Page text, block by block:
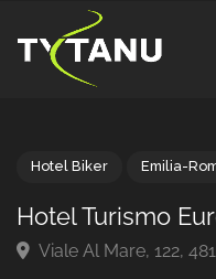
Hotel Turismo